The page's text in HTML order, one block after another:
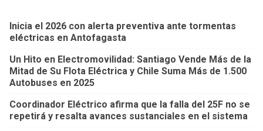
Inicia el 2026 con alerta preventiva ante tormentas
eléctricas en Antofagasta
Un Hito en Electromovilidad: Santiago Vende Más de la
Mitad de Su Flota Eléctrica y Chile Suma Más de 1.500
Autobuses en 2025
Coordinador Eléctrico afirma que la falla del 25F no se
repetirá y resalta avances sustanciales en el sistema